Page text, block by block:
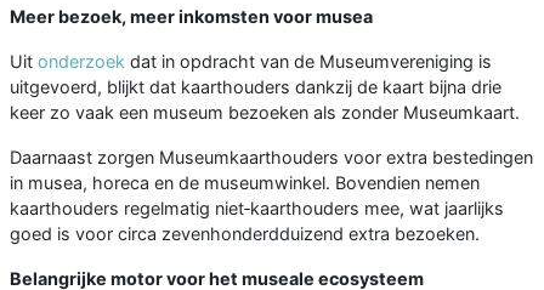
Meer bezoek, meer inkomsten voor musea
Uit onderzoek dat in opdracht van de Museumvereniging is
uitgevoerd, blijkt dat kaarthouders dankzij de kaart bijna drie
keer zo vaak een museum bezoeken als zonder Museumkaart.
Daarnaast zorgen Museumkaarthouders voor extra bestedingen
in musea, horeca en de museumwinkel. Bovendien nemen
kaarthouders regelmatig niet‑kaarthouders mee, wat jaarlijks
goed is voor circa zevenhonderdduizend extra bezoeken.
Belangrijke motor voor het museale ecosysteem